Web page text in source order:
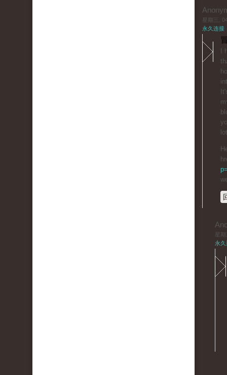
星期三,
永久连接
星
永久